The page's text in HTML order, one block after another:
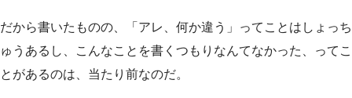
だから書いたものの、「アレ、何か違う」ってことはしょっち
ゅうあるし、こんなことを書くつもりなんてなかった、ってこ
とがあるのは、当たり前なのだ。